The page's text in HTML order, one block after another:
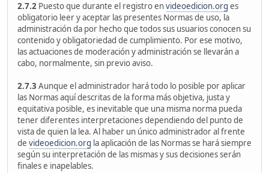
2.7.2 Puesto que durante el registro envideoedicion.org es
obligatorio leer y aceptar las presentes Normas de uso, la
administración da por hecho que todos sus usuarios conocen su
contenido y obligatoriedad de cumplimiento. Por ese motivo,
las actuaciones de moderación y administración se llevarán a
cabo, normalmente, sin previo aviso.
2.7.3 Aunque el administrador hará todo lo posible por aplicar
las Normas aquí descritas de la forma más objetiva, justa y
equitativa posible, es inevitable que una misma norma pueda
tener diferentes interpretaciones dependiendo del punto de
vista de quien la lea. Al haber un único administrador al frente
de videoedicion.org la aplicación de las Normas se hará siempre
según su interpretación de las mismas y sus decisiones serán
finales e inapelables.